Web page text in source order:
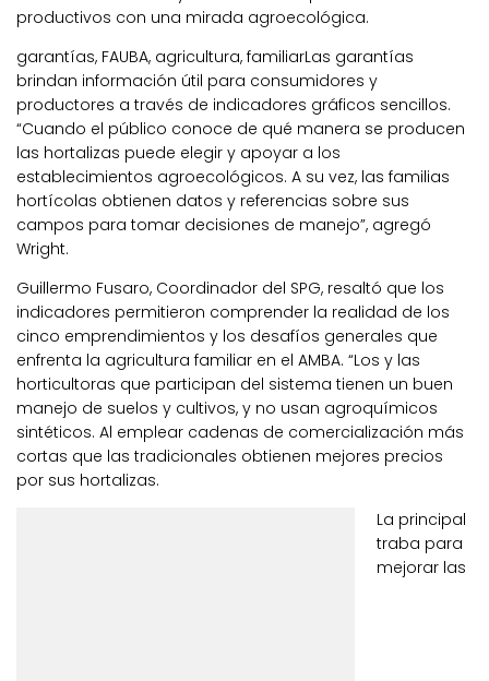
productivos con una mirada agroecológica.
garantías, FAUBA, agricultura, familiarLas garantías
brindan información útil para consumidores y
productores a través de indicadores gráficos sencillos.
“Cuando el público conoce de qué manera se producen
las hortalizas puede elegir y apoyar a los
establecimientos agroecológicos. A su vez, las familias
hortícolas obtienen datos y referencias sobre sus
campos para tomar decisiones de manejo”, agregó
Wright.
Guillermo Fusaro, Coordinador del SPG, resaltó que los
indicadores permitieron comprender la realidad de los
cinco emprendimientos y los desafíos generales que
enfrenta la agricultura familiar en el AMBA. “Los y las
horticultoras que participan del sistema tienen un buen
manejo de suelos y cultivos, y no usan agroquímicos
sintéticos. Al emplear cadenas de comercialización más
cortas que las tradicionales obtienen mejores precios
por sus hortalizas.
La principal
traba para
mejorar las